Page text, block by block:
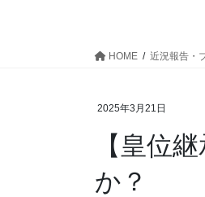
HOME 近況報告・
2025年3月21日
【皇位
か？